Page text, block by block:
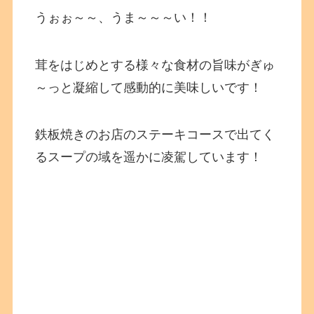
うぉぉ～～、うま～～～い！！
茸をはじめとする様々な食材の旨味がぎゅ
～っと凝縮して感動的に美味しいです！
鉄板焼きのお店のステーキコースで出てく
るスープの域を遥かに凌駕しています！